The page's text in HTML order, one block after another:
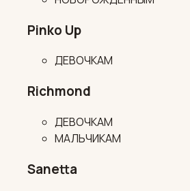
Pinko Up
ДЕВОЧКАМ
Richmond
ДЕВОЧКАМ
МАЛЬЧИКАМ
Sanetta